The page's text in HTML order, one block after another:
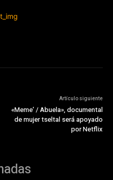
Artículo siguiente
«Meme’ / Abuela», documental
de mujer tseltal será apoyado
por Netflix